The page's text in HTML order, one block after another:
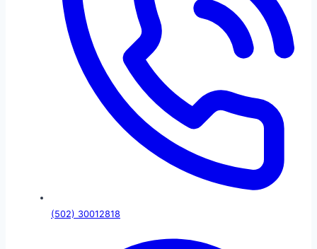
(502) 30012818